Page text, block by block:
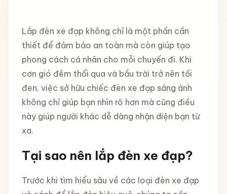
Lắp đèn xe đạp không chỉ là một phần cần
thiết để đảm bảo an toàn mà còn giúp tạo
phong cách cá nhân cho mỗi chuyến đi. Khi
cơn gió đêm thổi qua và bầu trời trở nên tối
đen, việc sở hữu chiếc đèn xe đạp sáng ánh
không chỉ giúp bạn nhìn rõ hơn mà cũng điều
này giúp người khác dễ dàng nhận diện bạn từ
xa.
Tại sao nên lắp đèn xe đạp?
Trước khi tìm hiểu sâu về các loại đèn xe đạp